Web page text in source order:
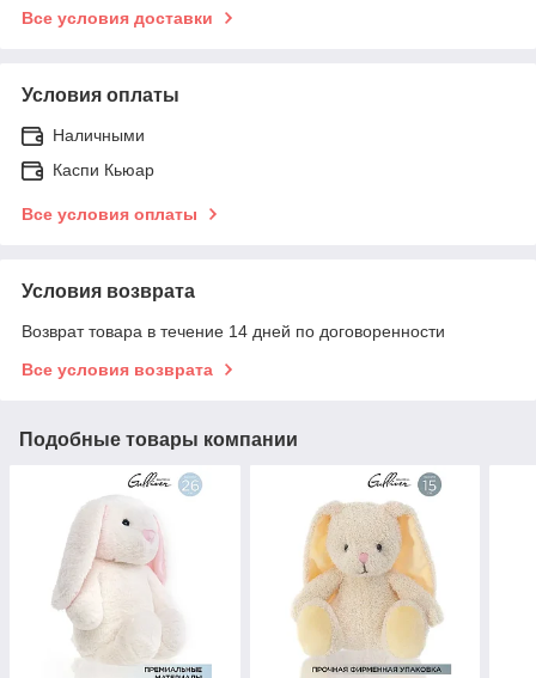
Все условия доставки
Условия оплаты
Наличными
Каспи Кьюар
Все условия оплаты
Условия возврата
Возврат товара в течение 14 дней по договоренности
Все условия возврата
Подобные товары компании